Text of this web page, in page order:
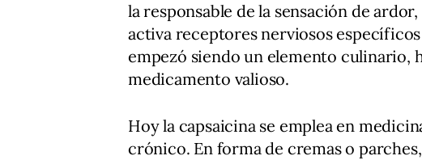
la responsable de la sensación de
activa receptores nerviosos
empezó siendo un elemento culinario,
medicamento valioso.
Hoy la capsaicina se emplea en
crónico. En forma de cremas o